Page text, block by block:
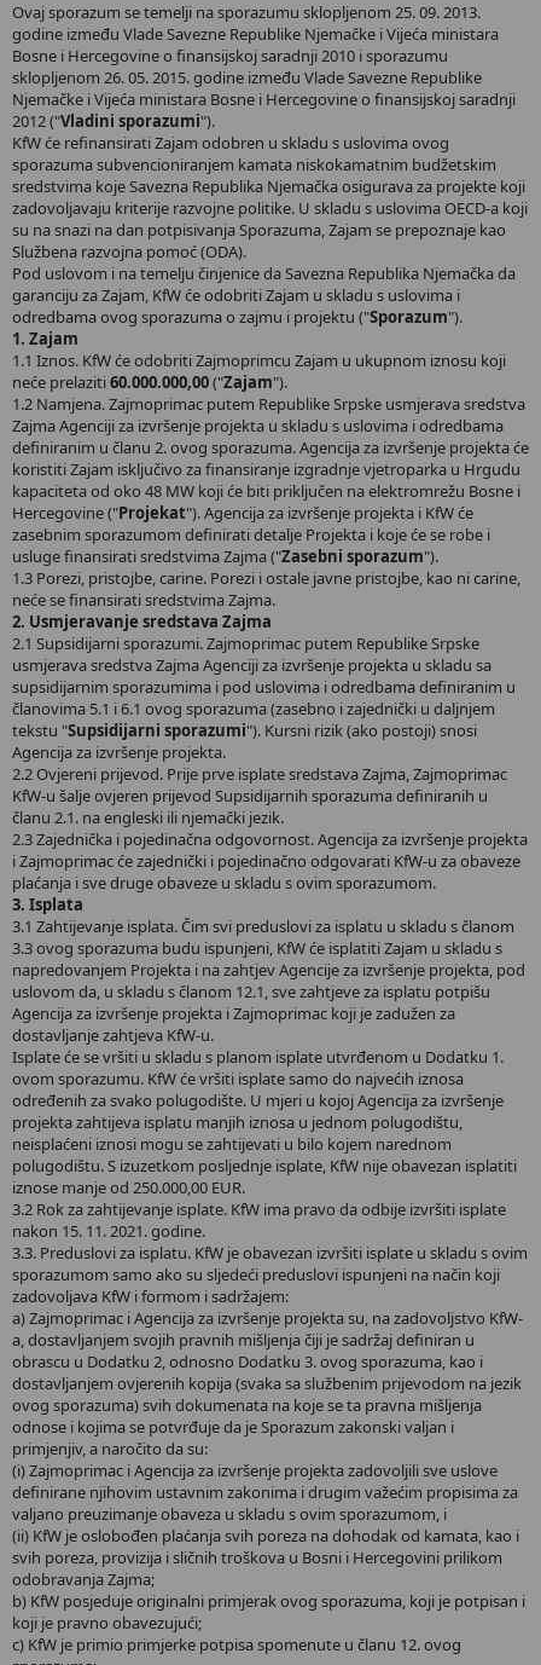
Ovaj sporazum se temelji na sporazumu sklopljenom 25. 09. 2013.
godine između Vlade Savezne Republike Njemačke i Vijeća ministara
Bosne i Hercegovine o finansijskoj saradnji 2010 i sporazumu
sklopljenom 26. 05. 2015. godine između Vlade Savezne Republike
Njemačke i Vijeća ministara Bosne i Hercegovine o finansijskoj saradnji
2012 ("Vladini sporazumi").
KfW će refinansirati Zajam odobren u skladu s uslovima ovog
sporazuma subvencioniranjem kamata niskokamatnim budžetskim
sredstvima koje Savezna Republika Njemačka osigurava za projekte koji
zadovoljavaju kriterije razvojne politike. U skladu s uslovima OECD-a koji
su na snazi na dan potpisivanja Sporazuma, Zajam se prepoznaje kao
Službena razvojna pomoć (ODA).
Pod uslovom i na temelju činjenice da Savezna Republika Njemačka da
garanciju za Zajam, KfW će odobriti Zajam u skladu s uslovima i
odredbama ovog sporazuma o zajmu i projektu ("Sporazum").
1. Zajam
1.1 Iznos. KfW će odobriti Zajmoprimcu Zajam u ukupnom iznosu koji
neće prelaziti60.000.000,00("Zajam").
1.2 Namjena. Zajmoprimac putem Republike Srpske usmjerava sredstva
Zajma Agenciji za izvršenje projekta u skladu s uslovima i odredbama
definiranim u članu 2. ovog sporazuma. Agencija za izvršenje projekta će
koristiti Zajam isključivo za finansiranje izgradnje vjetroparka u Hrgudu
kapaciteta od oko 48 MW koji će biti priključen na elektromrežu Bosne i
Hercegovine ("Projekat"). Agencija za izvršenje projekta i KfW će
zasebnim sporazumom definirati detalje Projekta i koje će se robe i
usluge finansirati sredstvima Zajma ("Zasebni sporazum").
1.3 Porezi, pristojbe, carine. Porezi i ostale javne pristojbe, kao ni carine,
neće se finansirati sredstvima Zajma.
2. Usmjeravanje sredstava Zajma
2.1 Supsidijarni sporazumi. Zajmoprimac putem Republike Srpske
usmjerava sredstva Zajma Agenciji za izvršenje projekta u skladu sa
supsidijarnim sporazumima i pod uslovima i odredbama definiranim u
članovima 5.1 i 6.1 ovog sporazuma (zasebno i zajednički u daljnjem
tekstu "Supsidijarni sporazumi"). Kursni rizik (ako postoji) snosi
Agencija za izvršenje projekta.
2.2 Ovjereni prijevod. Prije prve isplate sredstava Zajma, Zajmoprimac
KfW-u šalje ovjeren prijevod Supsidijarnih sporazuma definiranih u
članu 2.1. na engleski ili njemački jezik.
2.3 Zajednička i pojedinačna odgovornost. Agencija za izvršenje projekta
i Zajmoprimac će zajednički i pojedinačno odgovarati KfW-u za obaveze
plaćanja i sve druge obaveze u skladu s ovim sporazumom.
3. Isplata
3.1 Zahtijevanje isplata. Čim svi preduslovi za isplatu u skladu s članom
3.3 ovog sporazuma budu ispunjeni, KfW će isplatiti Zajam u skladu s
napredovanjem Projekta i na zahtjev Agencije za izvršenje projekta, pod
uslovom da, u skladu s članom 12.1, sve zahtjeve za isplatu potpišu
Agencija za izvršenje projekta i Zajmoprimac koji je zadužen za
dostavljanje zahtjeva KfW-u.
Isplate će se vršiti u skladu s planom isplate utvrđenom u Dodatku 1.
ovom sporazumu. KfW će vršiti isplate samo do najvećih iznosa
određenih za svako polugodište. U mjeri u kojoj Agencija za izvršenje
projekta zahtijeva isplatu manjih iznosa u jednom polugodištu,
neisplaćeni iznosi mogu se zahtijevati u bilo kojem narednom
polugodištu. S izuzetkom posljednje isplate, KfW nije obavezan isplatiti
iznose manje od 250.000,00 EUR.
3.2 Rok za zahtijevanje isplate. KfW ima pravo da odbije izvršiti isplate
nakon 15. 11. 2021. godine.
3.3. Preduslovi za isplatu. KfW je obavezan izvršiti isplate u skladu s ovim
sporazumom samo ako su sljedeći preduslovi ispunjeni na način koji
zadovoljava KfW i formom i sadržajem:
a) Zajmoprimac i Agencija za izvršenje projekta su, na zadovoljstvo KfW-
a, dostavljanjem svojih pravnih mišljenja čiji je sadržaj definiran u
obrascu u Dodatku 2, odnosno Dodatku 3. ovog sporazuma, kao i
dostavljanjem ovjerenih kopija (svaka sa službenim prijevodom na jezik
ovog sporazuma) svih dokumenata na koje se ta pravna mišljenja
odnose i kojima se potvrđuje da je Sporazum zakonski valjan i
primjenjiv, a naročito da su:
(i) Zajmoprimac i Agencija za izvršenje projekta zadovoljili sve uslove
definirane njihovim ustavnim zakonima i drugim važećim propisima za
valjano preuzimanje obaveza u skladu s ovim sporazumom, i
(ii) KfW je oslobođen plaćanja svih poreza na dohodak od kamata, kao i
svih poreza, provizija i sličnih troškova u Bosni i Hercegovini prilikom
odobravanja Zajma;
b) KfW posjeduje originalni primjerak ovog sporazuma, koji je potpisan i
koji je pravno obavezujući;
c) KfW je primio primjerke potpisa spomenute u članu 12. ovog